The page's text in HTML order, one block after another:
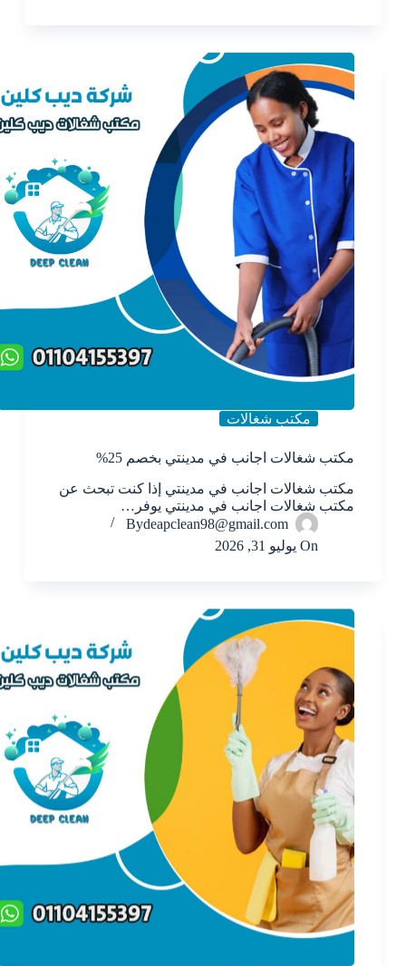
مكتب شغالات
مكتب شغالات اجانب في مدينتي بخصم 25%
مكتب شغالات اجانب في مدينتي إذا كنت تبحث عن
مكتب شغالات اجانب في مدينتي يوفر…
Bydeapclean98@gmail.com
On يوليو 31, 2026